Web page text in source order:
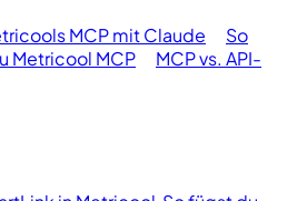
MCP mit Claude
So
Metricool MCP
MCP vs. API-